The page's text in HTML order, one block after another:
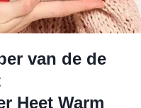
van de de
Heet Warm